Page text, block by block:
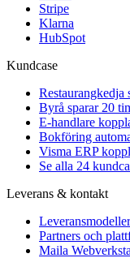
Stripe
Klarna
HubSpot
Kundcase
Byrå sparar 20
E-handlare
Bokföring
Visma ERP
Se alla 24
Leverans & kontakt
Leveransmodeller
Partners och
Maila